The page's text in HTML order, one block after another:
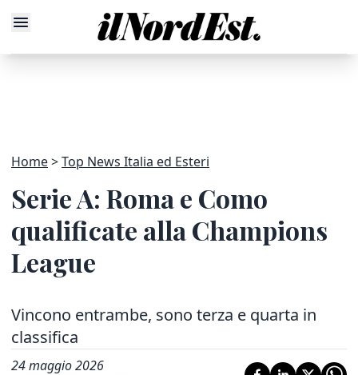
Home Top News Italia ed Esteri
Serie A: Roma e Como
qualificate alla Champions
League
Vincono entrambe, sono terza e quarta in
classifica
24 maggio 2026